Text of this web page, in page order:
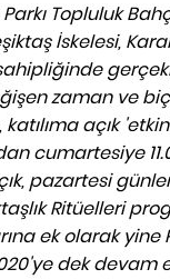
Topluluk
İskelesi,
zaman ve
açık
cumartesiye
pazartesi
Ritüelleri
ek olarak yine
dek devam